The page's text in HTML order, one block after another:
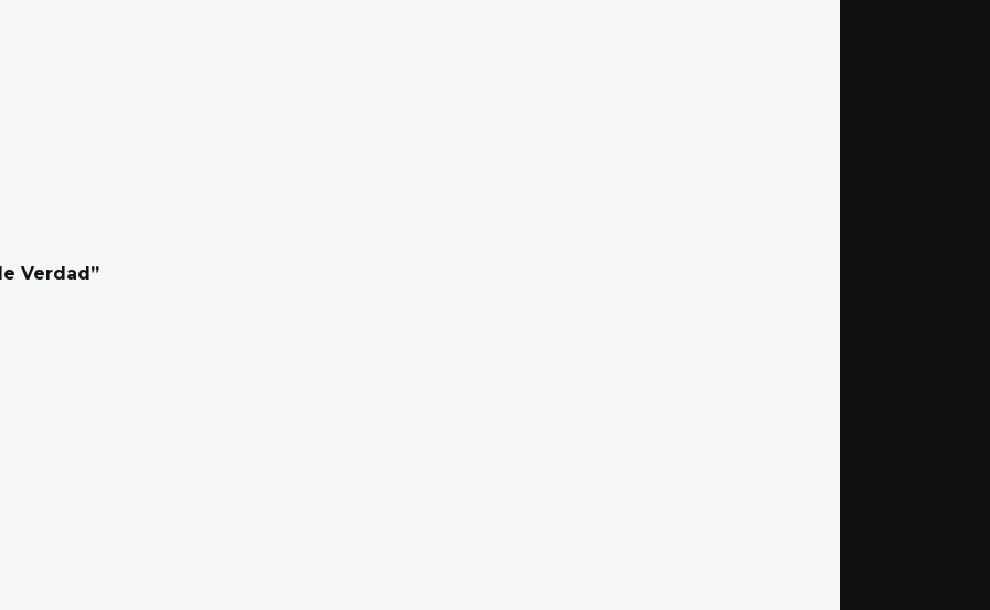
Verdad”